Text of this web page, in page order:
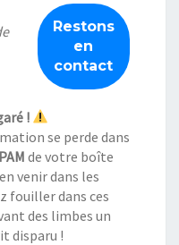
!
se perde dans
de votre boîte
venir dans les
fouiller dans ces
des limbes un
disparu !